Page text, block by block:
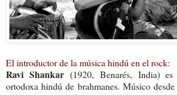
El introductor de la música hindú en el rock:
Ravi Shankar(1920, Benarés, India)
ortodoxa hindú de brahmanes. Músico